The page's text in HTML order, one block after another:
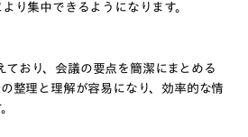
り集中できるようになります。
ており、会議の要点を簡潔にまとめる
整理と理解が容易になり、効率的な情